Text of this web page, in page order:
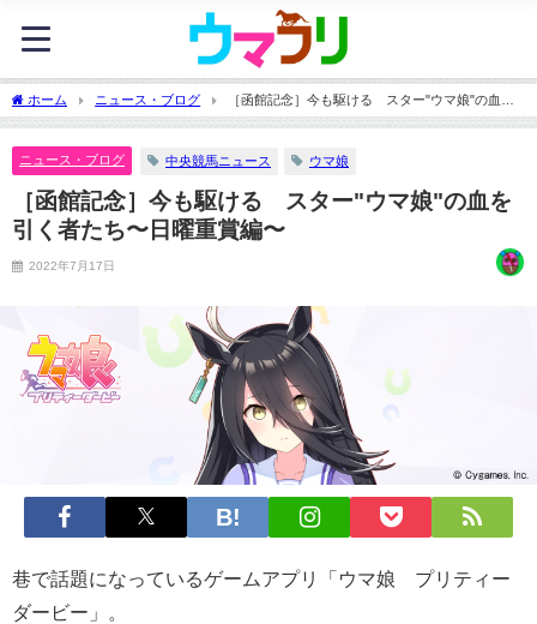
ホーム ニュース・ブログ
［函館記念］今も駆ける スター"ウマ娘"の血を
引く者たち〜日曜重賞編〜
ニュース・ブログ 中央競馬ニュース ウマ娘
［函館記念］今も駆ける スター"ウマ娘"の血を
引く者たち〜日曜重賞編〜
2022年7月17日
巷で話題になっているゲームアプリ「ウマ娘 プリティー
ダービー」。